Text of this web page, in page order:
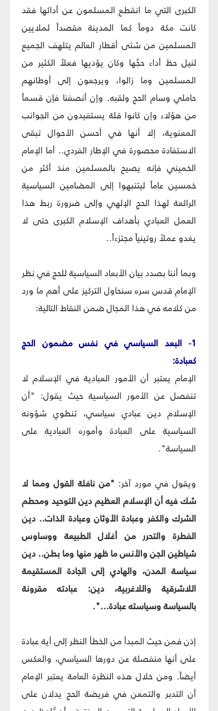
الكبرى التي ما انقطع المسلمون عن أدائها فقد
كانت مكة دوماً كما المدينة مقصداً لملايين
المسلمين من شتى أقطار العالم يتلهف الجميع
لنيل حظ أداء حجِّها وكان يؤديها فعلاً الكثير من
المسلمين وما زالوا، ويرجعون إلى أوطانهم
حاملي وسام الحج ولقبه. وإن أنصفنا فإن قسماً
من هؤلاء وإن كانوا قلة يستفيدون من الجوانب
المعنوية، إلا أنها في أحسن الأحوال تبقى
الاستفادة محصورة في الإطار الفردي.. أما الإمام
الخميني فإنه يصيح بالمسلمين منذ أكثر من
خمسين عاماً ليتنبهوا إلى المضامين السياسية
الرائعة لهذا الحج الإلهي وإلى ضرورة ربط هذا
العمل العبادي بأهداف الإسلام الكبرى حتى لا
يغدو عملاً روتينياً مجتزءاً..
وبما أننا بصدد بيان الأبعاد السياسية للحج في نظر
الإمام قدس سره سنحاول التركيز على أهم ما ورد
من كلامه في هذا المجال ضمن النقاط التالية:
1- البعد السياسي في نفس مضمون الحج
كعبادة:
الإمام يعتبر أن الأمور العبادية في الإسلام لا
تنفصل عن الأمور السياسية حيث يقول: "أن
الإسلام دين عبادي سياسي، تنطوي شؤونه
السياسية على العبادة وأموره العبادية على
السياسة".
ويقول في مورد آخر: "من نافلة القول ومما لا
شك فيه أن الإسلام العظيم دين التوحيد ومحطم
الشرك والكفر وعبادة الأوثان وعبادة الذات.. دين
الفطرة والتحرر من أغلال الطبيعة ووساوس
شياطين الجن والأنس ما ظهر منها وما بطن.. دين
سياسة المدن، والهادي إلى الجادة المستقيمة
اللاشرقية واللاغربية، دين: عبادته مقرونة
بالسياسة وسياسته عبادة...".
إذن فمن حيث المبدأ من الخطأ النظر إلى أية عبادة
على أنها منفصلة عن دورها السياسي، والعكس
أيضاً. ومن خلال هذه النظرة العامة يعتبر الإمام
أن التدبر والتمعن في فريضة الحج يدلان على